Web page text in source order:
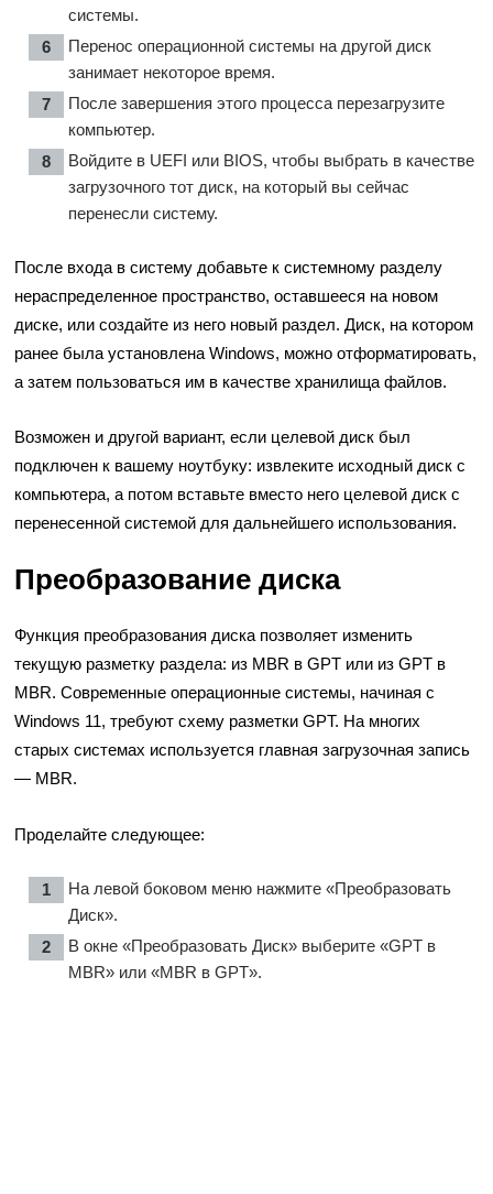
системы.
Перенос операционной системы на другой диск
занимает некоторое время.
После завершения этого процесса перезагрузите
компьютер.
Войдите в UEFI или BIOS, чтобы выбрать в качестве
загрузочного тот диск, на который вы сейчас
перенесли систему.
После входа в систему добавьте к системному разделу
нераспределенное пространство, оставшееся на новом
диске, или создайте из него новый раздел. Диск, на котором
ранее была установлена Windows, можно отформатировать,
а затем пользоваться им в качестве хранилища файлов.
Возможен и другой вариант, если целевой диск был
подключен к вашему ноутбуку: извлеките исходный диск с
компьютера, а потом вставьте вместо него целевой диск с
перенесенной системой для дальнейшего использования.
Преобразование диска
Функция преобразования диска позволяет изменить
текущую разметку раздела: из MBR в GPT или из GPT в
MBR. Современные операционные системы, начиная с
Windows 11, требуют схему разметки GPT. На многих
старых системах используется главная загрузочная запись
— MBR.
Проделайте следующее:
На левой боковом меню нажмите «Преобразовать
Диск».
В окне «Преобразовать Диск» выберите «GPT в
MBR» или «MBR в GPT».